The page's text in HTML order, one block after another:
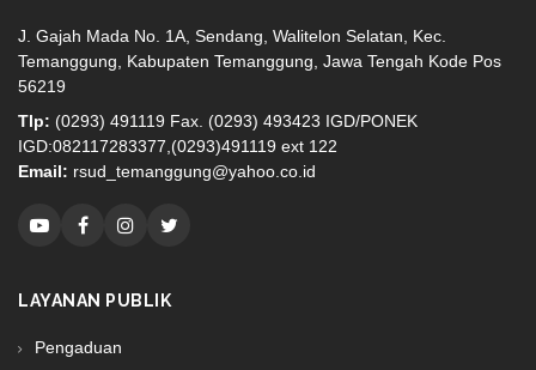
J. Gajah Mada No. 1A, Sendang, Walitelon Selatan, Kec.
Temanggung, Kabupaten Temanggung, Jawa Tengah Kode Pos
56219
Tlp: (0293) 491119 Fax. (0293) 493423 IGD/PONEK
IGD:082117283377,(0293)491119 ext 122
Email: rsud_temanggung@yahoo.co.id
LAYANAN PUBLIK
Pengaduan